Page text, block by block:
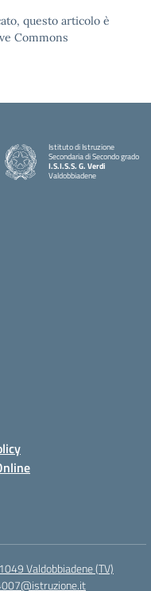
questo articolo è
Commons
Istituto di Istruzione
Secondaria di Secondo grado
I.S.I.S.S. G. Verdi
Valdobbiadene
Valdobbiadene (TV)